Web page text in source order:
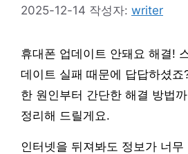
2025-12-14 작성자: writer
휴대폰 업데이트 안돼요 해결!
데이트 실패 때문에 답답하셨
한 원인부터 간단한 해결 방법
정리해 드릴게요.
인터넷을 뒤져봐도 정보가 너무